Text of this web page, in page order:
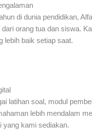
di dunia pendidikan,
orang tua dan siswa.
lebih baik setiap saat.
latihan soal, modul
lebih mendalam
yang kami sediakan.